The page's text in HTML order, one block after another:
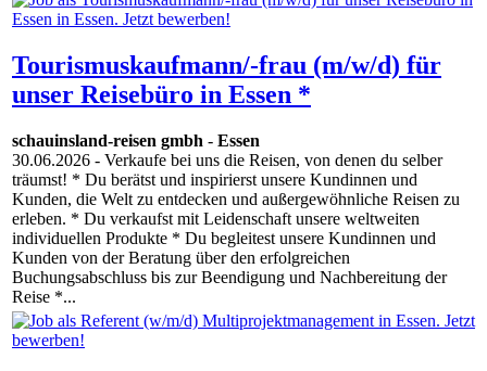
Tourismuskaufmann/-frau (m/w/d) für
unser Reisebüro in Essen *
schauinsland-reisen gmbh - Essen
30.06.2026 - Verkaufe bei uns die Reisen, von denen du selber
träumst! * Du berätst und inspirierst unsere Kundinnen und
Kunden, die Welt zu entdecken und außergewöhnliche Reisen zu
erleben. * Du verkaufst mit Leidenschaft unsere weltweiten
individuellen Produkte * Du begleitest unsere Kundinnen und
Kunden von der Beratung über den erfolgreichen
Buchungsabschluss bis zur Beendigung und Nachbereitung der
Reise *...